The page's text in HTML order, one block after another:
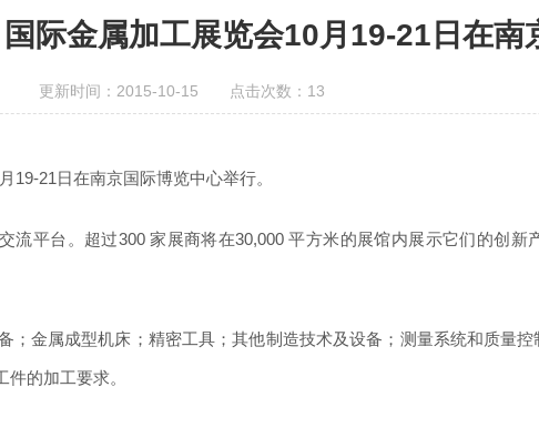
际金属加工展览会10月19-21日在南
更新时间：2015-10-15 点击次数：13
21日在南京国际博览中心举行。
流平台。超过300 家展商将在30,000 平方米的展馆内展示它们的创
金属成型机床；精密工具；其他制造技术及设备；测量系统和质量
的加工要求。